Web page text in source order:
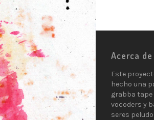
Acerca
Este
hecho una
grabba tape
vocoders y
seres